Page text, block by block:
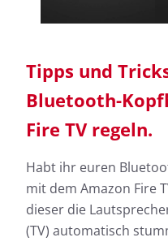
Tipps und
Bluetooth-
Fire TV regeln.
Habt ihr euren
mit dem Amazon Fire
dieser die
(TV) automatisch